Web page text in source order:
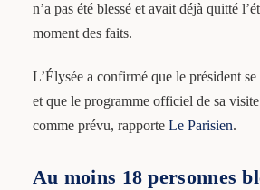
n’a pas été blessé et avait déjà quitté
moment des faits.
L’Élysée a confirmé que le président
et que le programme officiel de sa
comme prévu, rapporte Le Parisien.
Au moins 18 personnes